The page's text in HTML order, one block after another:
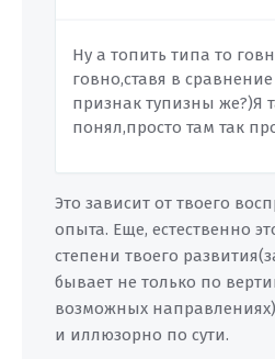
Ну а топить типа то
говно,ставя в
признак тупизны же?)Я
понял,просто там так
Это зависит от твоего
опыта. Еще, естественно
степени твоего
бывает не только по
возможных
и иллюзорно по сути.